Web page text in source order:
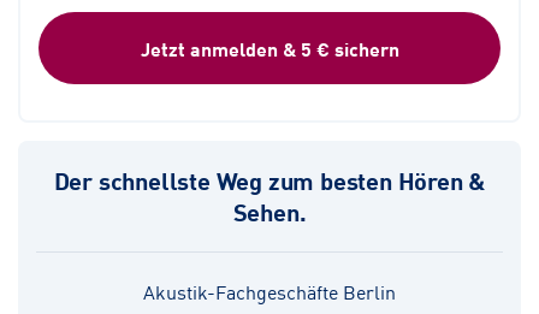
Jetzt anmelden & 5 € sichern
Der schnellste Weg zum besten Hören &
Sehen.
Akustik-Fachgeschäfte Berlin